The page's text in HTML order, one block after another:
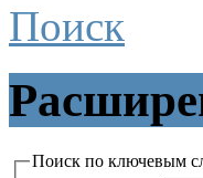
Поиск
Поиск по ключевым